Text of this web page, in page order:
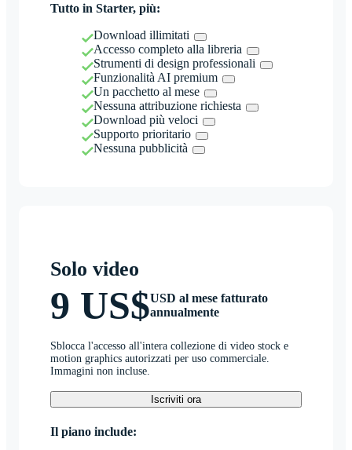
Tutto in Starter, più:
Download illimitati
Accesso completo alla libreria
Strumenti di design professionali
Funzionalità AI premium
Un pacchetto al mese
Nessuna attribuzione richiesta
Download più veloci
Supporto prioritario
Nessuna pubblicità
Solo video
9 US$USD al mese fatturato
annualmente
Sblocca l'accesso all'intera collezione di video stock e
motion graphics autorizzati per uso commerciale.
Immagini non incluse.
Iscriviti ora
Il piano include: